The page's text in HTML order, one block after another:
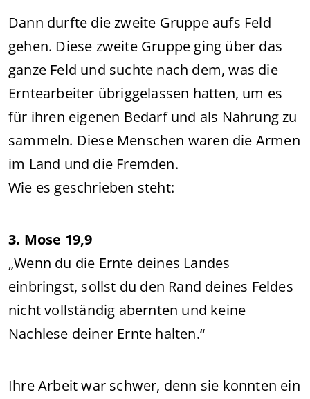
Dann durfte die zweite Gruppe aufs Feld
gehen. Diese zweite Gruppe ging über das
ganze Feld und suchte nach dem, was die
Erntearbeiter übriggelassen hatten, um es
für ihren eigenen Bedarf und als Nahrung zu
sammeln. Diese Menschen waren die Armen
im Land und die Fremden.
Wie es geschrieben steht:
3. Mose 19,9
„Wenn du die Ernte deines Landes
einbringst, sollst du den Rand deines Feldes
nicht vollständig abernten und keine
Nachlese deiner Ernte halten.“
Ihre Arbeit war schwer, denn sie konnten ein